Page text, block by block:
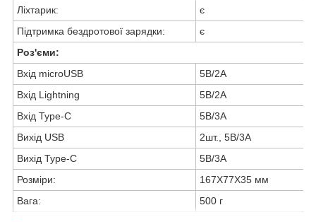
Ліхтарик:
є
Підтримка бездротової зарядки:
є
Роз'єми:
Вхід microUSB
5В/2А
Вхід Lightning
5В/2А
Вхід Type-C
5В/3А
Вихід USB
2шт., 5В/3А
Вихід Type-C
5В/3А
Розміри:
167Х77Х35 мм
Вага:
500 г